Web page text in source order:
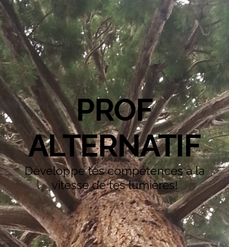
PROF
ALTERNATIF
Développe tes compétences à la
vitesse de tes lumières!